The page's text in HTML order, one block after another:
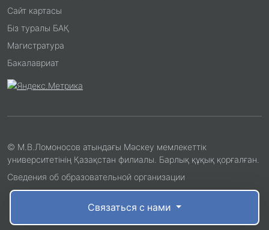
Сайт картасы
Біз туралы БАҚ
Магистратура
Бакалавриат
© М.В.Ломоносов атындағы Мәскеу мемлекеттік
университетінің Қазақстан филиалы. Барлық құқық қорғалған.
Сведения об образовательной организации
Связаться с нами